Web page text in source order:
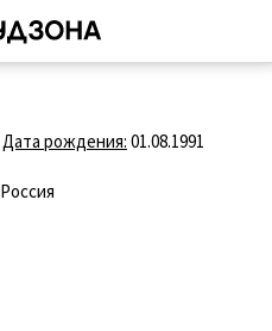
Дата рождения: 01.08.1991
Россия